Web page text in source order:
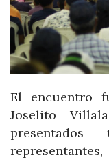
El encuentro
Joselito